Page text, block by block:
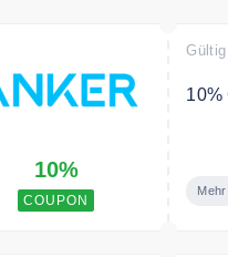
10%
COUPON